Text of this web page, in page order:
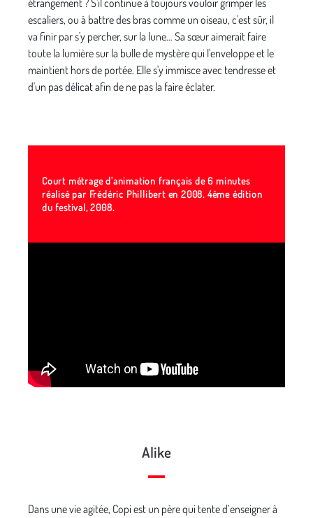
étrangement ? S'il continue à toujours vouloir grimper les
escaliers, ou à battre des bras comme un oiseau, c'est sûr, il
va finir par s'y percher, sur la lune… Sa sœur aimerait faire
toute la lumière sur la bulle de mystère qui l'enveloppe et le
maintient hors de portée. Elle s'y immisce avec tendresse et
d'un pas délicat afin de ne pas la faire éclater.
Court métrage d'animation français de 6 minutes
réalisé par Frédéric Phillibert en 2008. 4ème édition
du festival, 2008.
Alike
Dans une vie agitée, Copi est un père qui tente d’enseigner à